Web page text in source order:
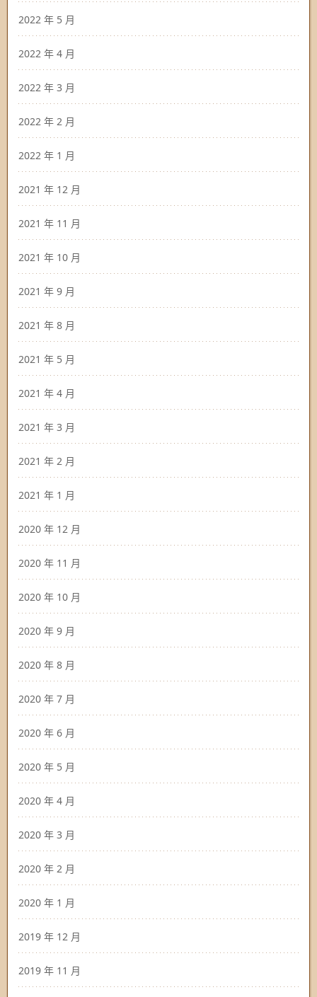
2022 年 5 月
2022 年 4 月
2022 年 3 月
2022 年 2 月
2022 年 1 月
2021 年 12 月
2021 年 11 月
2021 年 10 月
2021 年 9 月
2021 年 8 月
2021 年 5 月
2021 年 4 月
2021 年 3 月
2021 年 2 月
2021 年 1 月
2020 年 12 月
2020 年 11 月
2020 年 10 月
2020 年 9 月
2020 年 8 月
2020 年 7 月
2020 年 6 月
2020 年 5 月
2020 年 4 月
2020 年 3 月
2020 年 2 月
2020 年 1 月
2019 年 12 月
2019 年 11 月